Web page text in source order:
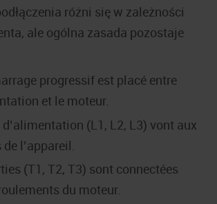
różni się w zależności
ale ogólna zasada pozostaje
progressif est placé entre
et le moteur.
(L1, L2, L3) vont aux
de l’appareil.
(T1, T2, T3) sont connectées
du moteur.